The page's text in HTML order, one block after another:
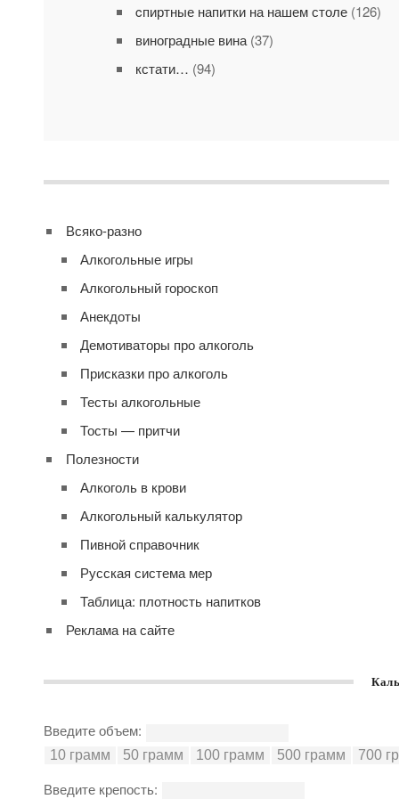
cпиртные напитки на нашем столе(126)
виноградные вина(37)
кстати… (94)
Всяко-разно
Алкогольные игры
Алкогольный гороскоп
Анекдоты
Демотиваторы про алкоголь
Присказки про алкоголь
Тесты алкогольные
Тосты — притчи
Полезности
Алкоголь в крови
Алкогольный калькулятор
Пивной справочник
Русская система мер
Таблица: плотность напитков
Реклама на сайте
Введите объем:
Введите крепость: